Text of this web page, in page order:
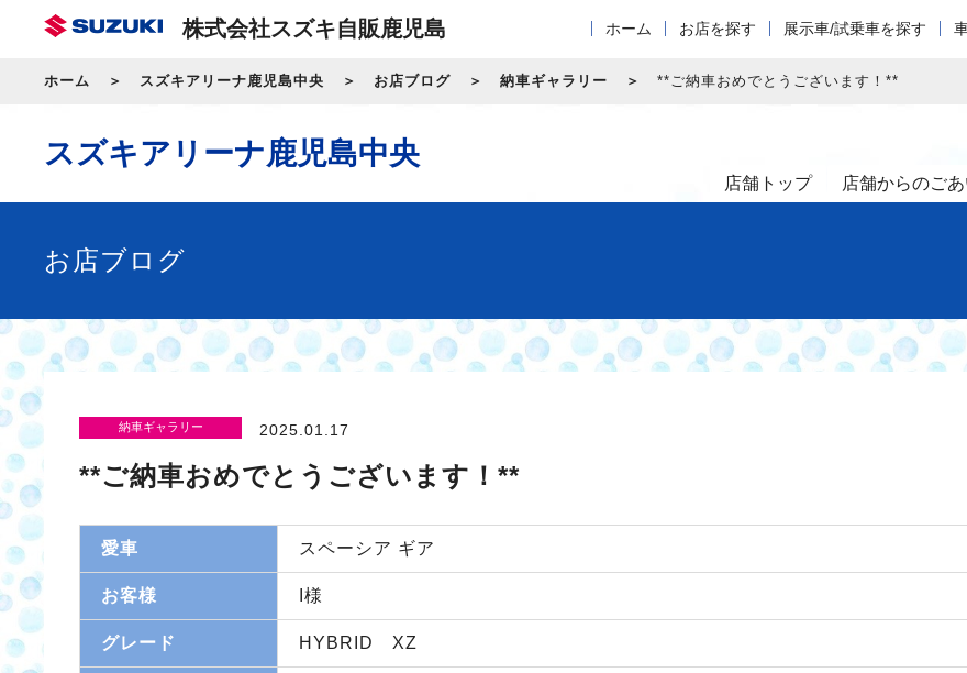
株式会社スズキ自販鹿児島 ホーム お店を探す 展示車/試乗車を探す
ホーム スズキアリーナ鹿児島中央 お店ブログ 納車ギャラリー **ご納車おめでとうございます！**
スズキアリーナ鹿児島中央
店舗トップ 店舗からのご
お店ブログ
納車ギャラリー 2025.01.17
**ご納車おめでとうございます！**
愛車 スペーシア ギア
お客様 I様
グレード HYBRID XZ